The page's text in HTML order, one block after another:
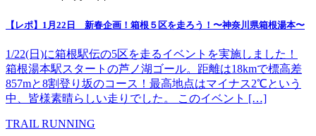
【レポ】1月22日 新春企画！箱根５区を走ろう！〜神奈川県箱根湯本〜
1/22(日)に箱根駅伝の5区を走るイベントを実施しました！
箱根湯本駅スタートの芦ノ湖ゴール。距離は18kmで標高差
857mと8割登り坂のコース！最高地点はマイナス2℃という
中、皆様素晴らしい走りでした。 このイベント […]
TRAIL RUNNING